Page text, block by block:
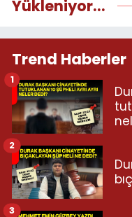
Yükleniyor...
Trend Haberler
1
2
3